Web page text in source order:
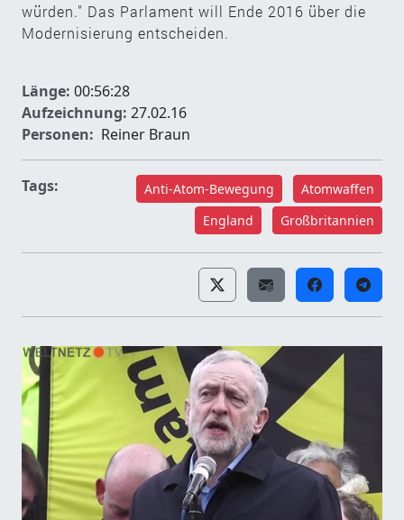
würden." Das Parlament will Ende 2016 über die
Modernisierung entscheiden.
Länge: 00:56:28
Aufzeichnung: 27.02.16
Personen: Reiner Braun
Tags: Anti-Atom-Bewegung
Atomwaffen
England
Großbritannien